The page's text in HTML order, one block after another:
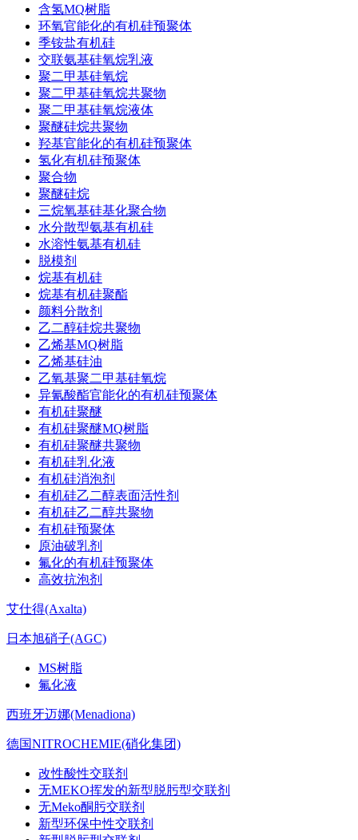
含氢MQ树脂
环氧官能化的有机硅预聚体
季铵盐有机硅
交联氨基硅氧烷乳液
聚二甲基硅氧烷
聚二甲基硅氧烷共聚物
聚二甲基硅氧烷液体
聚醚硅烷共聚物
羟基官能化的有机硅预聚体
氢化有机硅预聚体
聚合物
聚醚硅烷
三烷氧基硅基化聚合物
水分散型氨基有机硅
水溶性氨基有机硅
脱模剂
烷基有机硅
烷基有机硅聚酯
颜料分散剂
乙二醇硅烷共聚物
乙烯基MQ树脂
乙烯基硅油
乙氧基聚二甲基硅氧烷
异氰酸酯官能化的有机硅预聚体
有机硅聚醚
有机硅聚醚MQ树脂
有机硅聚醚共聚物
有机硅乳化液
有机硅消泡剂
有机硅乙二醇表面活性剂
有机硅乙二醇共聚物
有机硅预聚体
原油破乳剂
氟化的有机硅预聚体
高效抗泡剂
艾仕得(Axalta)
日本旭硝子(AGC)
MS树脂
氟化液
西班牙迈娜(Menadiona)
德国NITROCHEMIE(硝化集团)
改性酸性交联剂
无MEKO挥发的新型脱肟型交联剂
无Meko酮肟交联剂
新型环保中性交联剂